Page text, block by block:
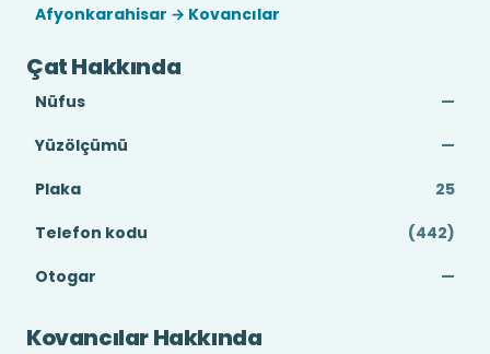
Afyonkarahisar → Kovancılar
Çat Hakkında
Nüfus
—
Yüzölçümü
—
Plaka
25
Telefon kodu
(442)
Otogar
—
Kovancılar Hakkında